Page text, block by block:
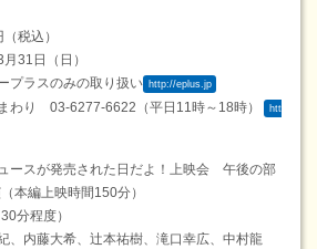
税込）
31日（日）
プラスのみの取り扱い http://eplus.jp
わり 03-6277-6622（平日11時～18時） htt
ースが発売された日だよ！上映会 午後の部
本編上映時間150分）
分程度）
、内藤大希、辻本祐樹、滝口幸広、中村龍